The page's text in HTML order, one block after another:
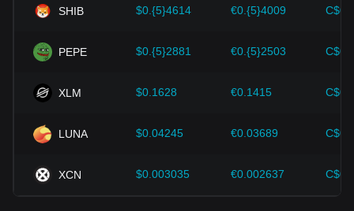
tomar decisiones equivocadas. Tras considerar estos
factores, los inversores también deben monitorear de cerca
ajustar sus estrategias de inversión en consecuencia en un
SHIB $0.{5}4614 €0.{5}4009
PEPE $0.{5}2881 €0.{5}2503
XLM $0.1628 €0.1415
LUNA $0.04245 €0.03689
XCN $0.003035 €0.002637